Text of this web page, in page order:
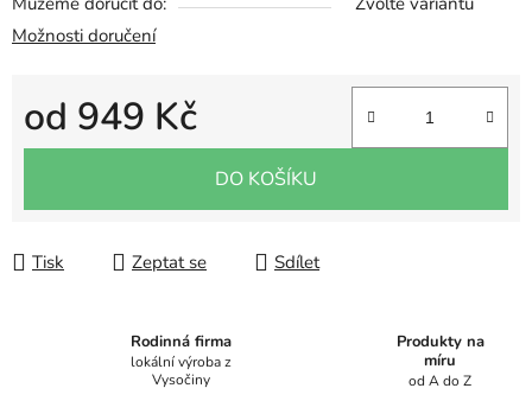
Možnosti doručení
od 949 Kč
Měrná cena:
DO KOŠÍKU
Tisk Zeptat se Sdílet
Rodinná firma
lokální výroba z
Vysočiny
Produkty na
míru
od A do Z